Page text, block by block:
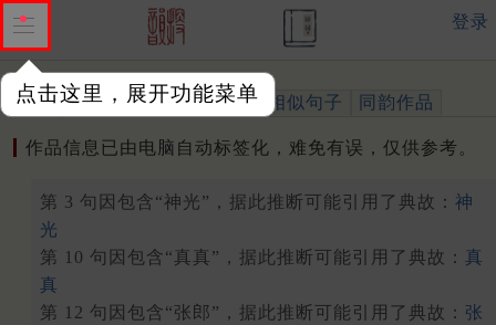
点击这里，展开功能菜单
登录
作品 标注四声 出处、引用 相似句子 同韵作品
作品信息已由电脑自动标签化，难免有误，仅供参考。
第 3 句因包含“神光”，据此推断可能引用了典故： 神
光
第 10 句因包含“真真”，据此推断可能引用了典故： 真
真
第 12 句因包含“张郎”，据此推断可能引用了典故： 张